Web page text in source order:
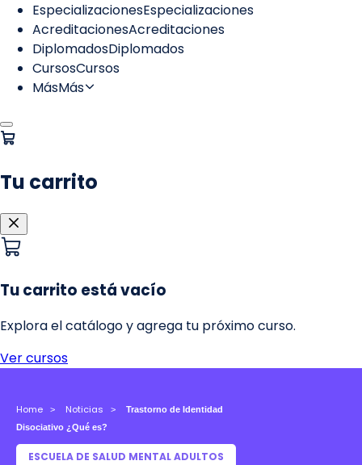
Home Noticias
Trastorno de Identidad
Disociativo ¿Qué es?
ESCUELA DE SALUD MENTAL ADULTOS